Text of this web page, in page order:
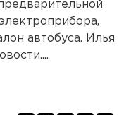
автобуса. Илья